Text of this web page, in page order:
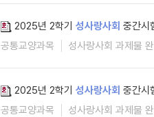
2025년 2학기 성사랑사회 중간시
공통교양과목
성사랑사회 과제물
2025년 2학기 성사랑사회 중간시
공통교양과목
성사랑사회 과제물